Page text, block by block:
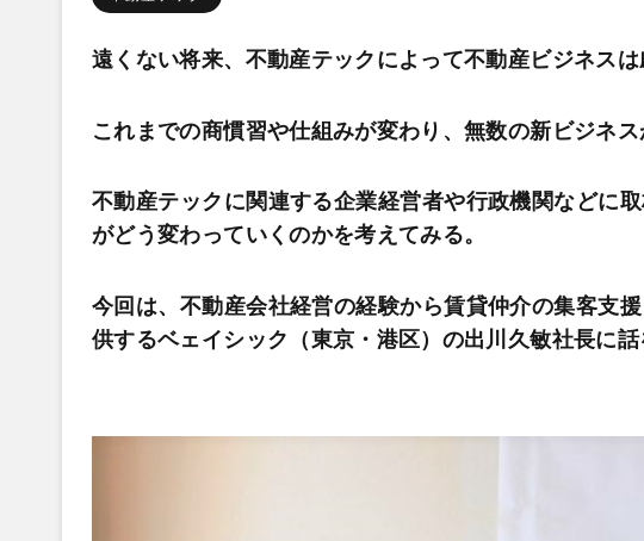
遠くない将来、不動産テックによって不動産ビジネスは
これまでの商慣習や仕組みが変わり、無数の新ビジネス
不動産テックに関連する企業経営者や行政機関などに
がどう変わっていくのかを考えてみる。
今回は、不動産会社経営の経験から賃貸仲介の集客支
供するベェイシック（東京・港区）の出川久敏社長に